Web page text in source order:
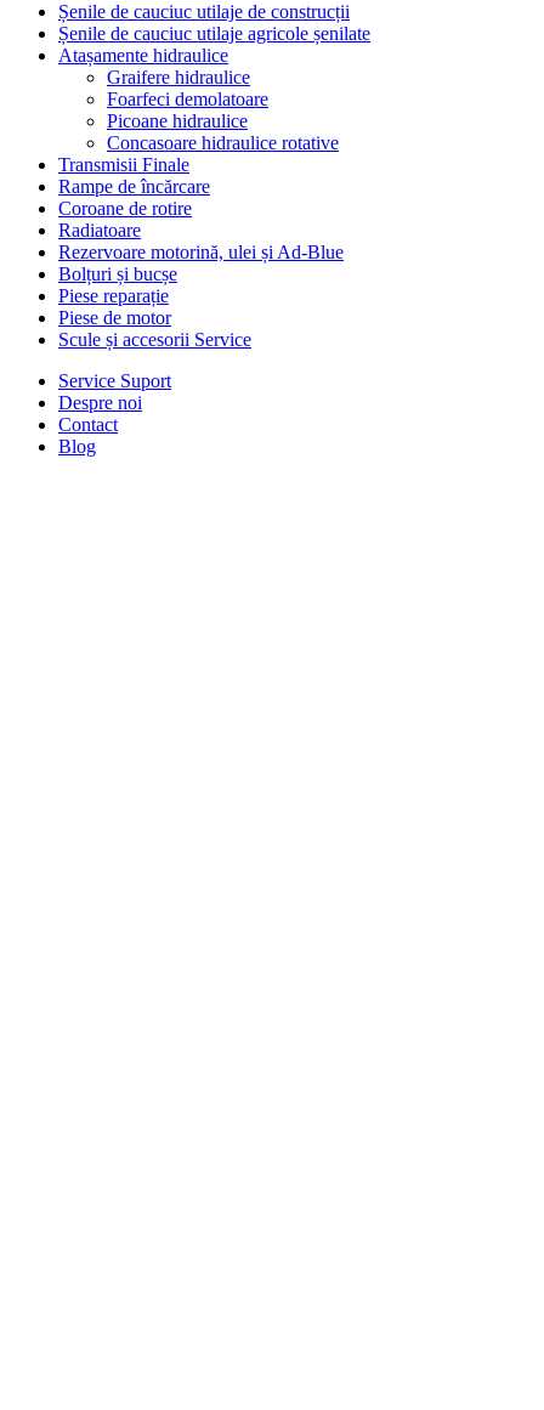
Șenile de cauciuc utilaje de construcții
Șenile de cauciuc utilaje agricole șenilate
Atașamente hidraulice
Graifere hidraulice
Foarfeci demolatoare
Picoane hidraulice
Concasoare hidraulice rotative
Transmisii Finale
Rampe de încărcare
Coroane de rotire
Radiatoare
Rezervoare motorină, ulei și Ad-Blue
Bolțuri și bucșe
Piese reparație
Piese de motor
Scule și accesorii Service
Service Suport
Despre noi
Contact
Blog